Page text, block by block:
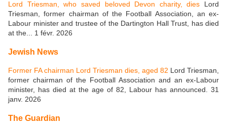
Lord Triesman, who saved beloved Devon charity, dies Lord
Triesman, former chairman of the Football Association, an ex-
Labour minister and trustee of the Dartington Hall Trust, has died
at the... 1 févr. 2026
Jewish News
Former FA chairman Lord Triesman dies, aged 82 Lord Triesman,
former chairman of the Football Association and an ex-Labour
minister, has died at the age of 82, Labour has announced. 31
janv. 2026
The Guardian